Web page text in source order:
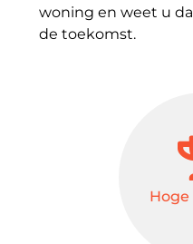
woning en weet u
de toekomst.